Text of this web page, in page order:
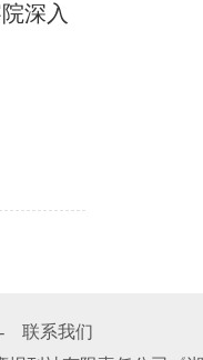
深入
-
联系我们